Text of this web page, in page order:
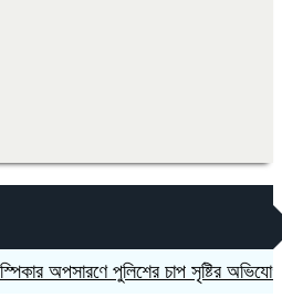
পুলিশের চাপ সৃষ্টির অভিযোগ